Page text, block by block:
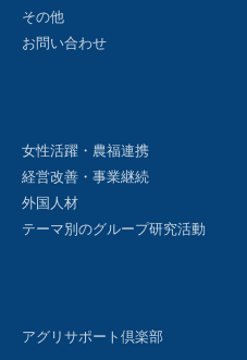
その他
お問い合わせ
女性活躍・農福連携
経営改善・事業継続
外国人材
テーマ別のグループ研究活動
アグリサポート倶楽部